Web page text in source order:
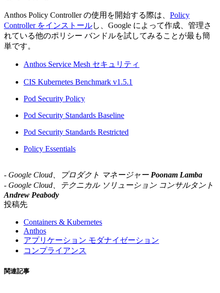
Anthos Policy Controller の使用を開始する際は、 Policy
Controller をインストールし、Google によって作成、管理さ
れている他のポリシー バンドルを試してみることが最も簡
単です。
Anthos Service Mesh セキュリティ
CIS Kubernetes Benchmark v1.5.1
Pod Security Policy
Pod Security Standards Baseline
Pod Security Standards Restricted
Policy Essentials
- Google Cloud、プロダクト マネージャー Poonam Lamba
- Google Cloud、テクニカル ソリューション コンサルタント
Andrew Peabody
投稿先
Containers & Kubernetes
Anthos
アプリケーション モダナイゼーション
コンプライアンス
関連記事